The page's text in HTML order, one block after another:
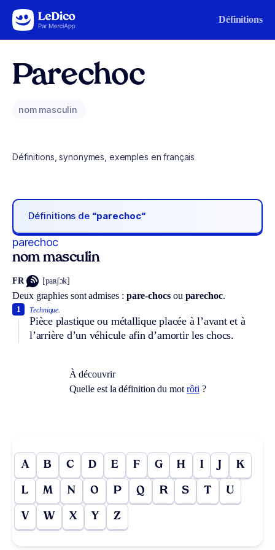
Aller au contenu Définitions
Parechoc
nom masculin
Définitions, synonymes, exemples en français
Définitions de “parechoc“
parechoc
nom masculin
FR [paʀʃɔk]
Deux graphies sont admises : pare-chocsou parechoc.
Technique.
Pièce plastique ou métallique placée à l’avant et à
l’arrière d’un véhicule afin d’amortir les chocs.
1
À découvrir
Quelle est la définition du mot rôti ?
A B C D E F G H I J K
L M N O P Q R S T U
V W X Y Z